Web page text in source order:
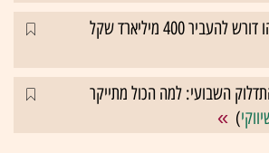
חשיפת גלובס: נתניהו דורש להעביר 400 מיליארד שקל
השבועי: למה הכול מתייקר
)